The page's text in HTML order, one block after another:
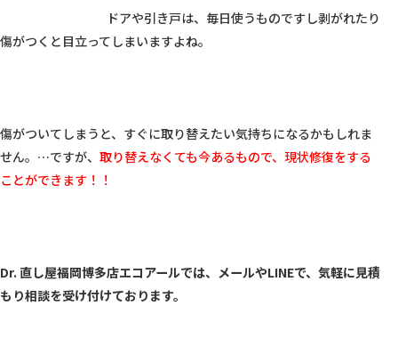
傷がつくと目立ってしまいますよね。
傷がついてしまうと、すぐに取り替えたい気持ちになるかもしれま
せん。…ですが、 取り替えなくても今あるもので、現状修復をする
ことができます！！
Dr. 直し屋福岡博多店エコアールでは、メールやLINEで、気軽に見積
もり相談を受け付けております。